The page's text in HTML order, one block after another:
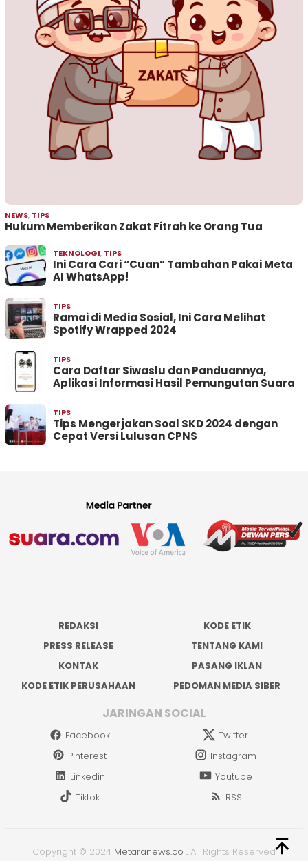
NEWS, TIPS
Hukum Memberikan Zakat Fitrah ke Orang Tua
TEKNOLOGI, TIPS
Ini Cara Cari “Cuan” Tambahan Pakai Meta
AI WhatsApp!
TIPS
Ramai di Media Sosial, Ini Cara Melihat
Spotify Wrapped 2024
TIPS
Cara Daftar Siwaslu dan Panduannya,
Aplikasi Informasi Hasil Pemungutan Suara
TIPS
Tips Mengerjakan Soal SKD 2024 dengan
Cepat Versi Lulusan CPNS
REDAKSI
KODE ETIK
PRESS RELEASE
TENTANG KAMI
KONTAK
PASANG IKLAN
KODE ETIK PERUSAHAAN
PEDOMAN MEDIA SIBER
JARINGAN SOCIAL
Facebook
Twitter
Pinterest
Instagram
Linkedin
Youtube
Tiktok
RSS
Copyright © 2024 Metaranews.co . All Rights Reserved